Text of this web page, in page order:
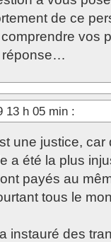
de ce
vos
réponse…
13 h 05 min :
une justice,
a été la plus
payés au
tous le
instauré des